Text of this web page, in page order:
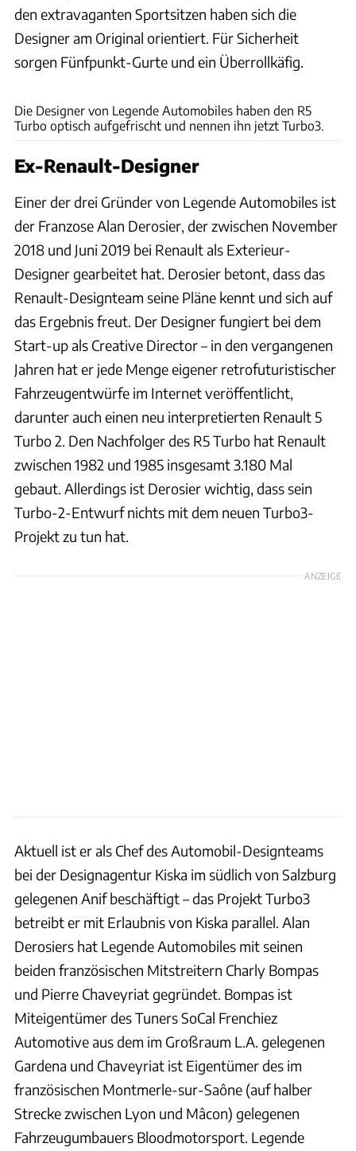
den extravaganten Sportsitzen haben sich die
Designer am Original orientiert. Für Sicherheit
sorgen Fünfpunkt-Gurte und ein Überrollkäfig.
Die Designer von Legende Automobiles haben den R5
Turbo optisch aufgefrischt und nennen ihn jetzt Turbo3.
Ex-Renault-Designer
Einer der drei Gründer von Legende Automobiles ist
der Franzose Alan Derosier, der zwischen November
2018 und Juni 2019 bei Renault als Exterieur-
Designer gearbeitet hat. Derosier betont, dass das
Renault-Designteam seine Pläne kennt und sich auf
das Ergebnis freut. Der Designer fungiert bei dem
Start-up als Creative Director – in den vergangenen
Jahren hat er jede Menge eigener retrofuturistischer
Fahrzeugentwürfe im Internet veröffentlicht,
darunter auch einen neu interpretierten Renault 5
Turbo 2. Den Nachfolger des R5 Turbo hat Renault
zwischen 1982 und 1985 insgesamt 3.180 Mal
gebaut. Allerdings ist Derosier wichtig, dass sein
Turbo-2-Entwurf nichts mit dem neuen Turbo3-
Projekt zu tun hat.
ANZEIGE
Aktuell ist er als Chef des Automobil-Designteams
bei der Designagentur Kiska im südlich von Salzburg
gelegenen Anif beschäftigt – das Projekt Turbo3
betreibt er mit Erlaubnis von Kiska parallel. Alan
Derosiers hat Legende Automobiles mit seinen
beiden französischen Mitstreitern Charly Bompas
und Pierre Chaveyriat gegründet. Bompas ist
Miteigentümer des Tuners SoCal Frenchiez
Automotive aus dem im Großraum L.A. gelegenen
Gardena und Chaveyriat ist Eigentümer des im
französischen Montmerle-sur-Saône (auf halber
Strecke zwischen Lyon und Mâcon) gelegenen
Fahrzeugumbauers Bloodmotorsport. Legende